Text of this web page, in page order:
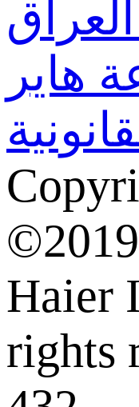
هاير
Haier
rights